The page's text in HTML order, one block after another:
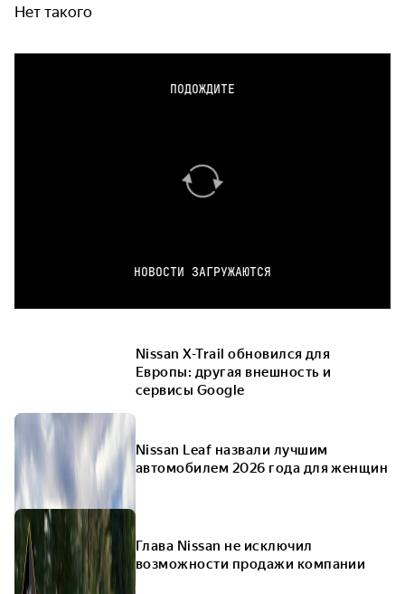
Нет такого
ПОДОЖДИТЕ
НОВОСТИ ЗАГРУЖАЮТСЯ
Nissan X-Trail обновился для
Европы: другая внешность и
сервисы Google
Nissan Leaf назвали лучшим
автомобилем 2026 года для женщин
Глава Nissan не исключил
возможности продажи компании